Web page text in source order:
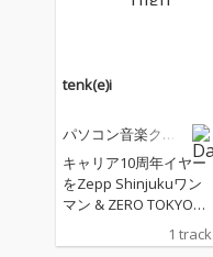
tenk(e)i
パソコン音楽クラ
キャリア10周年イヤー
をZepp Shinjukuワン
マン & ZERO TOKYO公
演で千秋楽を迎えるパ
ソコン音楽クラブ。10
1 track